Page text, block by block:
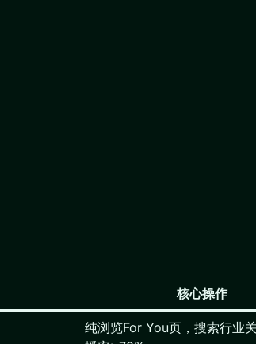
核心操作
纯浏览For You页，搜索行业